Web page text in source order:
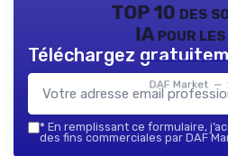
TOP 10 des
IA pour
DAF Market —
Téléchargez
* En remplissant ce formulaire,
des fins commerciales par DAF